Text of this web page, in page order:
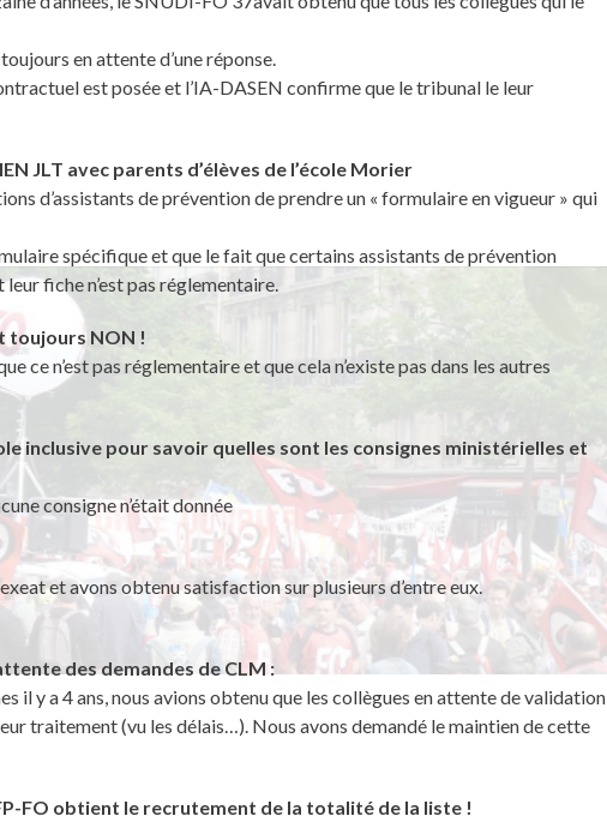
en attente d’une réponse.
est posée et l’IA-DASEN confirme que le tribunal le leur
JLT avec parents d’élèves de l’école Morier
d’assistants de prévention de prendre un « formulaire en vigueur » qui
spécifique et que le fait que certains assistants de prévention
fiche n’est pas réglementaire.
toujours NON !
ce n’est pas réglementaire et que cela n’existe pas dans les autres
inclusive pour savoir quelles sont les consignes ministérielles et
consigne n’était donnée
et avons obtenu satisfaction sur plusieurs d’entre eux.
des demandes de CLM :
il y a 4 ans, nous avions obtenu que les collègues en attente de validation
traitement (vu les délais…). Nous avons demandé le maintien de cette
FO obtient le recrutement de la totalité de la liste !